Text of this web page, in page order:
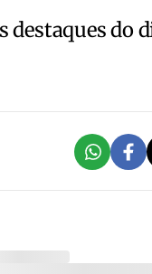
destaques do